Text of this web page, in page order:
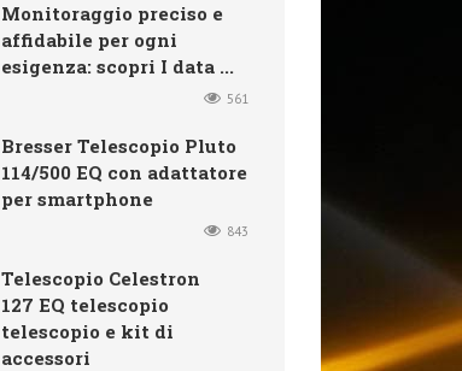
Monitoraggio preciso e
affidabile per ogni
esigenza: scopri I data ...
561
Bresser Telescopio Pluto
114/500 EQ con adattatore
per smartphone
843
Telescopio Celestron
127 EQ telescopio
telescopio e kit di
accessori